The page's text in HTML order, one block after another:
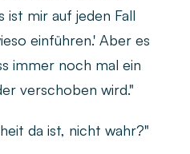
ist mir auf jeden Fall
einführen.' Aber es
immer noch mal ein
verschoben wird."
da ist, nicht wahr?"